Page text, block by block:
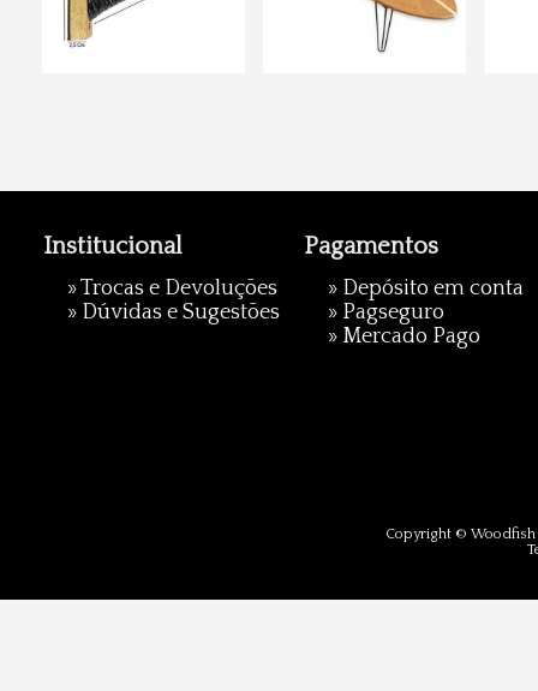
Institucional
»Trocas e Devoluções
» Dúvidas e Sugestões
Pagamentos
» Depósito em conta
» Pagseguro
» Mercado Pago
Copyright © Woodfish